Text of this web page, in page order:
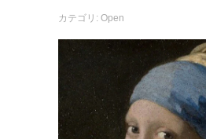
カテゴリ: Open